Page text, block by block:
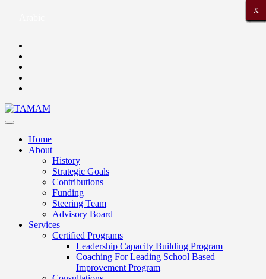
Home
About
History
Strategic Goals
Contributions
Funding
Steering Team
Advisory Board
Services
Certified Programs
Leadership Capacity Building Program
Coaching For Leading School Based
Improvement Program
X
X
X
X
X
X
X
X
X
X
X
X
X
X
X
X
X
X
X
X
X